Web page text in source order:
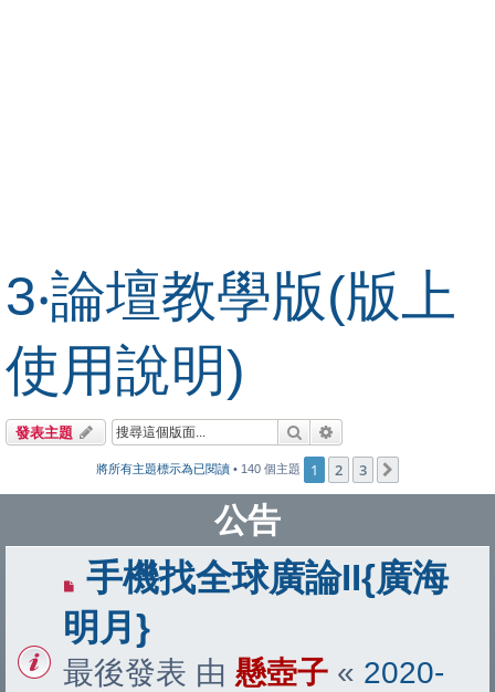
3‧論壇教學版(版上
使用說明)
發表主題 搜尋
將所有主題標示為已閱讀 • 140 個主題 1 2 3
公告
手機找全球廣論II{廣海
明月}
最後發表 由 懸壺子 « 2020-